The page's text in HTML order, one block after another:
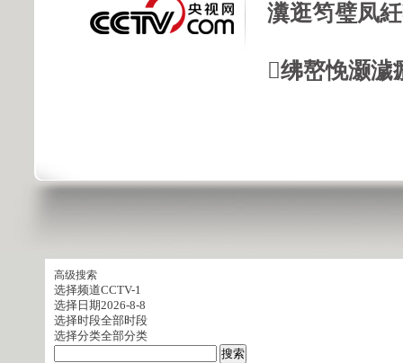
瀵逛笉璧凤
绋嶅悗灏
高级搜索
选择频道CCTV-1
选择日期2026-8-8
选择时段全部时段
选择分类全部分类